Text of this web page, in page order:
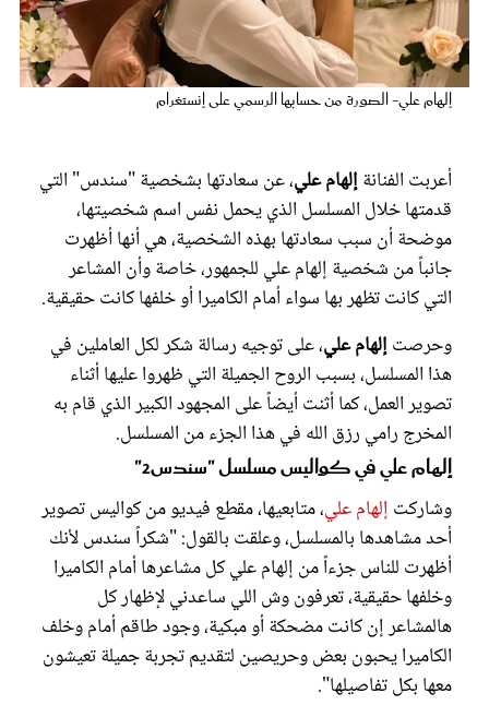
إلهام علي- الصورة من حسابها الرسمي على إنستغرام
أعربت الفنانةإلهام علي، عن سعادتها بشخصية "سندس" التي
قدمتها خلال المسلسل الذي يحمل نفس اسم شخصيتها،
موضحة أن سبب سعادتها بهذه الشخصية، هي أنها أظهرت
جانباً من شخصية إلهام علي للجمهور، خاصة وأن المشاعر
التي كانت تظهر بها سواء أمام الكاميرا أو خلفها كانت حقيقية.
وحرصتإلهام علي، على توجيه رسالة شكر لكل العاملين في
هذا المسلسل، بسبب الروح الجميلة التي ظهروا عليها أثناء
تصوير العمل، كما أثنت أيضاً على المجهود الكبير الذي قام به
المخرج رامي رزق الله في هذا الجزء من المسلسل.
إلهام علي في كواليس مسلسل "سندس2"
وشاركت إلهام علي، متابعيها، مقطع فيديو من كواليس تصوير
أحد مشاهدها بالمسلسل، وعلقت بالقول: "شكراً سندس لأنك
أظهرت للناس جزءاً من إلهام علي كل مشاعرها أمام الكاميرا
وخلفها حقيقية، تعرفون وش اللي ساعدني لإظهار كل
هالمشاعر إن كانت مضحكة أو مبكية، وجود طاقم أمام وخلف
الكاميرا يحبون بعض وحريصين لتقديم تجربة جميلة تعيشون
معها بكل تفاصيلها".
عروس سيدتي
غلاف رفمي